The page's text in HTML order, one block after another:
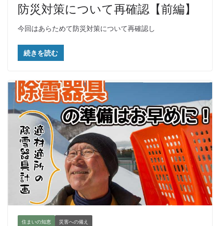
防災対策について再確認【前編】
今回はあらためて防災対策について再確認し
続きを読む
住まいの知恵 災害への備え